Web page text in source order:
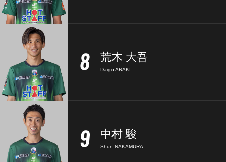
8 荒木 大吾
Daigo ARAKI
9 中村 駿
Shun NAKAMURA